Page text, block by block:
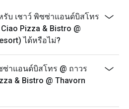
บ เชาว์ พิซซ่าแอนด์บิสโทร
Pizza & Bistro @
ได้หรือไม่?
ซ่าแอนด์บิสโทร @ ถาวร
& Bistro @ Thavorn